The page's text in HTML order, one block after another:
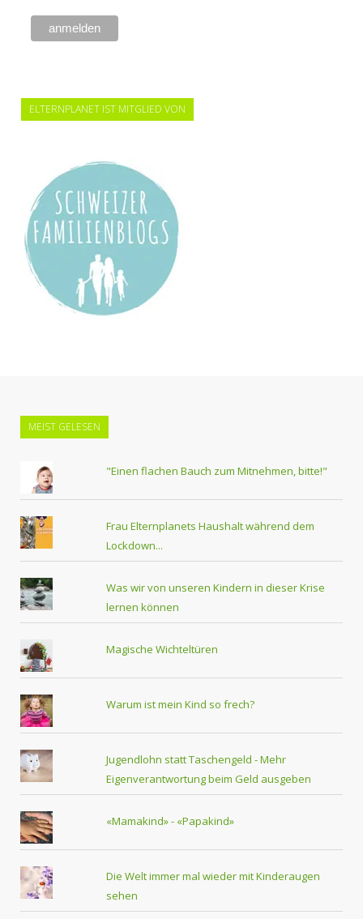
ELTERNPLANET IST MITGLIED VON
MEIST GELESEN
"Einen flachen Bauch zum Mitnehmen, bitte!"
Frau Elternplanets Haushalt während dem
Lockdown...
Was wir von unseren Kindern in dieser Krise
lernen können
Magische Wichteltüren
Warum ist mein Kind so frech?
Jugendlohn statt Taschengeld - Mehr
Eigenverantwortung beim Geld ausgeben
«Mamakind» - «Papakind»
Die Welt immer mal wieder mit Kinderaugen
sehen